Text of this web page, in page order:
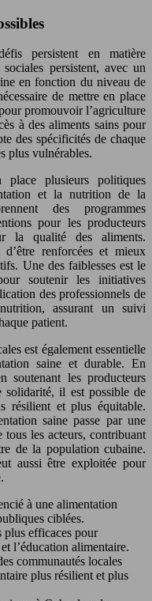
persistent en matière
persistent, avec un
en fonction du niveau de
de mettre en place
promouvoir l’agriculture
à des aliments sains pour
des spécificités de chaque
plus vulnérables.
plusieurs politiques
et la nutrition de la
des programmes
pour les producteurs
la qualité des aliments.
d’être renforcées et mieux
Une des faiblesses est le
soutenir les initiatives
des professionnels de
assurant un suivi
patient.
est également essentielle
saine et durable. En
soutenant les producteurs
solidarité, il est possible de
résilient et plus équitable.
saine passe par une
les acteurs, contribuant
de la population cubaine.
aussi être exploitée pour
à une alimentation
ciblées.
plus efficaces pour
l’éducation alimentaire.
communautés locales
plus résilient et plus